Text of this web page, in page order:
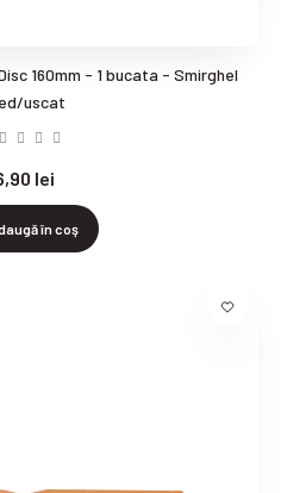
160mm - 1 bucata - Smirghel
uscat
lei
în coş